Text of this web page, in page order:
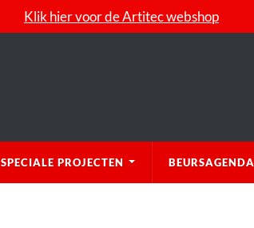
Klik hier voor de Artitec webshop
SPECIALE PROJECTEN BEURSAGENDA